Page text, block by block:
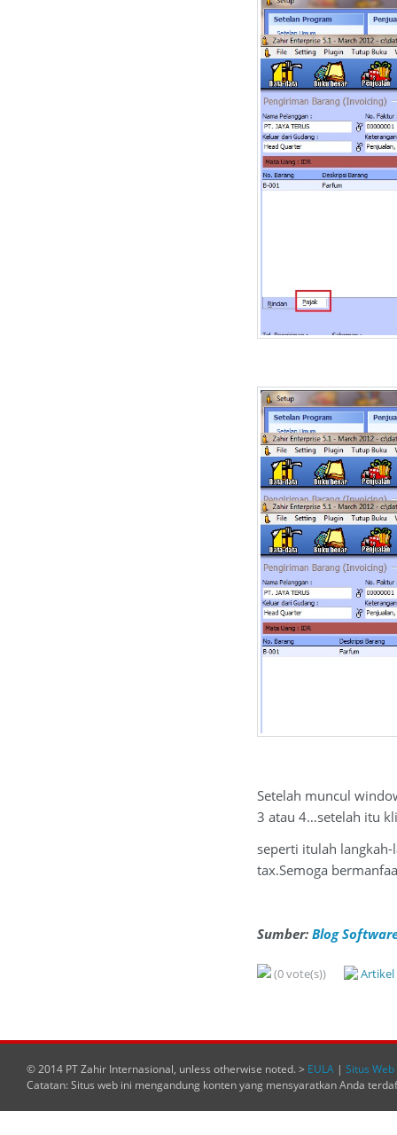
Setelah muncul
3 atau 4…setelah itu
seperti itulah
tax.Semoga
Sumber: Blog
(0 vote(s))
© 2014 PT Zahir Internasional, unless otherwise noted. > EULA | Situs
Catatan: Situs web ini mengandung konten yang mensyaratkan Anda